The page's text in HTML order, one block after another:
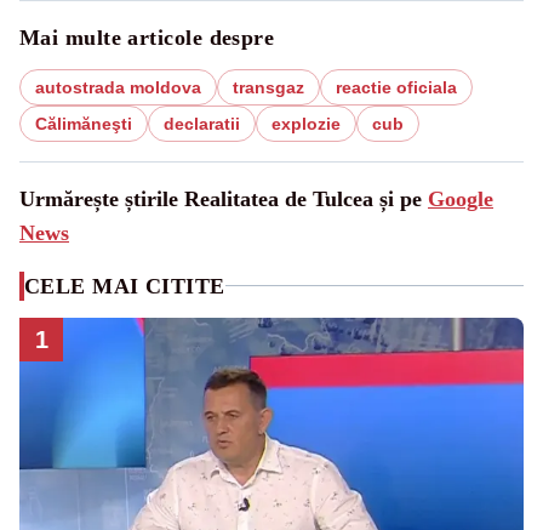
Mai multe articole despre
autostrada moldova transgaz
reactie oficiala
Călimăneşti
declaratii explozie cub
Urmărește știrile Realitatea de Tulcea și pe Google
News
CELE MAI CITITE
1